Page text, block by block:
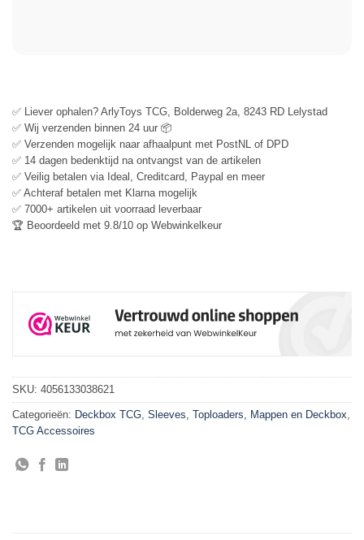
✅ Liever ophalen? ArlyToys TCG, Bolderweg 2a, 8243 RD Lelystad
✅ Wij verzenden binnen 24 uur 📦
✅ Verzenden mogelijk naar afhaalpunt met PostNL of DPD
✅ 14 dagen bedenktijd na ontvangst van de artikelen
✅ Veilig betalen via Ideal, Creditcard, Paypal en meer
✅ Achteraf betalen met Klarna mogelijk
✅ 7000+ artikelen uit voorraad leverbaar
🏆 Beoordeeld met 9.8/10 op Webwinkelkeur
SKU: 4056133038621
Categorieën: Deckbox TCG, Sleeves, Toploaders, Mappen en Deckbox,
TCG Accessoires